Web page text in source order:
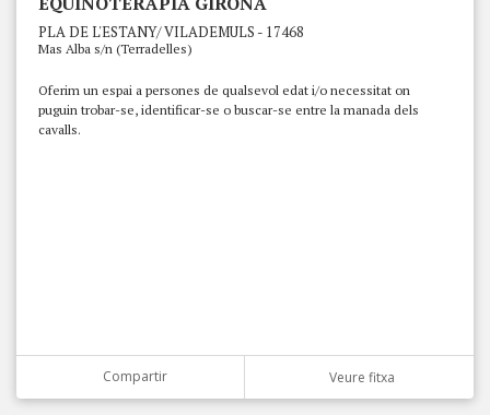
PLA DE L'ESTANY/ VILADEMULS - 17468
Mas Alba s/n (Terradelles)
Oferim un espai a persones de qualsevol edat i/o necessitat on
puguin trobar-se, identificar-se o buscar-se entre la manada dels
cavalls.
Compartir Veure fitxa